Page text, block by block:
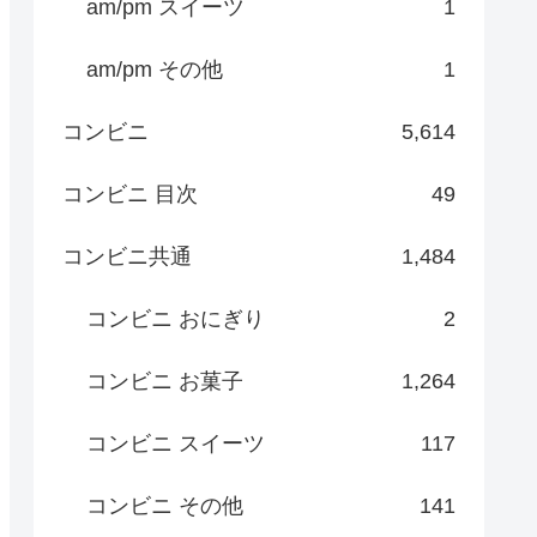
am/pm スイーツ 1
am/pm その他 1
コンビニ 5,614
コンビニ 目次 49
コンビニ共通 1,484
コンビニ おにぎり 2
コンビニ お菓子 1,264
コンビニ スイーツ 117
コンビニ その他 141